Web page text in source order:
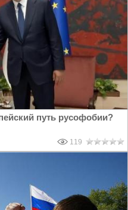
путь русофобии?
119